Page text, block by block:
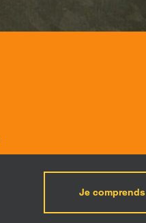
Je comprends